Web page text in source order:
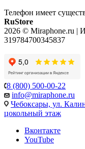
Телефон имеет
RuStore
2026 © Miraphone.ru
319784700345837
8 (800) 500-00-22
info@miraphone.ru
Чебоксары, ул.
цокольный этаж
Вконтакте
YouTube